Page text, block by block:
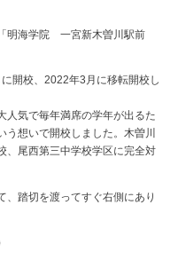
明海学院 一宮新木曽川駅前
開校、2022年3月に移転開校し
人気で毎年満席の学年が出るた
想いで開校しました。木曽川
、尾西第三中学校学区に完全対
、踏切を渡ってすぐ右側にあり